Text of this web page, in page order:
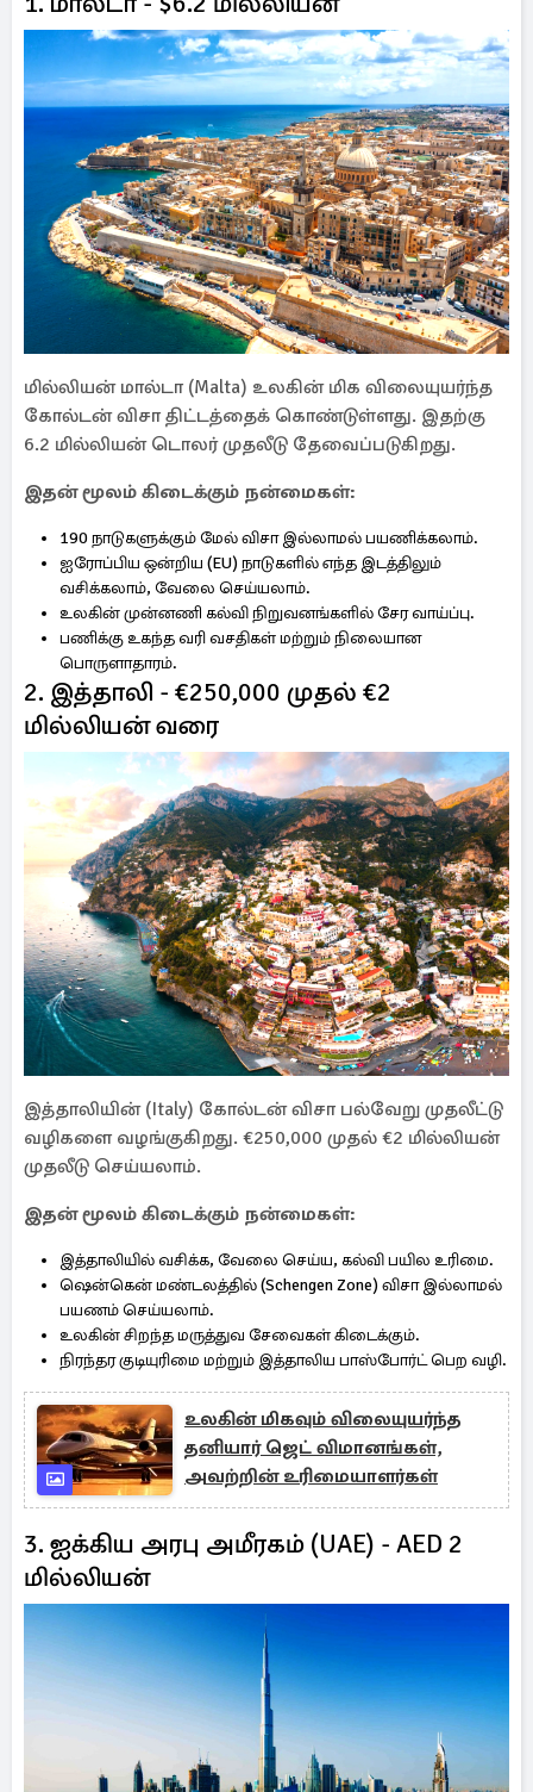
மில்லியன் மால்டா (Malta) உலகின் மிக விலையுயர்ந்த
கோல்டன் விசா திட்டத்தைக் கொண்டுள்ளது. இதற்கு
6.2 மில்லியன் டொலர் முதலீடு தேவைப்படுகிறது.
இதன் மூலம் கிடைக்கும் நன்மைகள்:
190 நாடுகளுக்கும் மேல் விசா இல்லாமல் பயணிக்கலாம்.
ஐரோப்பிய ஒன்றிய (EU) நாடுகளில் எந்த இடத்திலும்
வசிக்கலாம், வேலை செய்யலாம்.
உலகின் முன்னணி கல்வி நிறுவனங்களில் சேர வாய்ப்பு.
பணிக்கு உகந்த வரி வசதிகள் மற்றும் நிலையான
பொருளாதாரம்.
2. இத்தாலி - €250,000 முதல் €2
மில்லியன் வரை
இத்தாலியின் (Italy) கோல்டன் விசா பல்வேறு முதலீட்டு
வழிகளை வழங்குகிறது. €250,000 முதல் €2 மில்லியன்
முதலீடு செய்யலாம்.
இதன் மூலம் கிடைக்கும் நன்மைகள்:
இத்தாலியில் வசிக்க, வேலை செய்ய, கல்வி பயில உரிமை.
ஷென்கென் மண்டலத்தில் (Schengen Zone) விசா இல்லாமல்
பயணம் செய்யலாம்.
உலகின் சிறந்த மருத்துவ சேவைகள் கிடைக்கும்.
நிரந்தர குடியுரிமை மற்றும் இத்தாலிய பாஸ்போர்ட் பெற வழி.
உலகின் மிகவும் விலையுயர்ந்த
தனியார் ஜெட் விமானங்கள்,
அவற்றின் உரிமையாளர்கள்
3. ஐக்கிய அரபு அமீரகம் (UAE) - AED 2
மில்லியன்